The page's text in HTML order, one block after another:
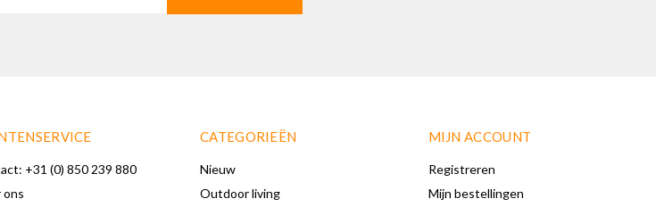
+31 (0) 850 239 880
ons
CATEGORIEËN
Nieuw
Outdoor living
MIJN ACCOUNT
Registreren
Mijn bestellingen